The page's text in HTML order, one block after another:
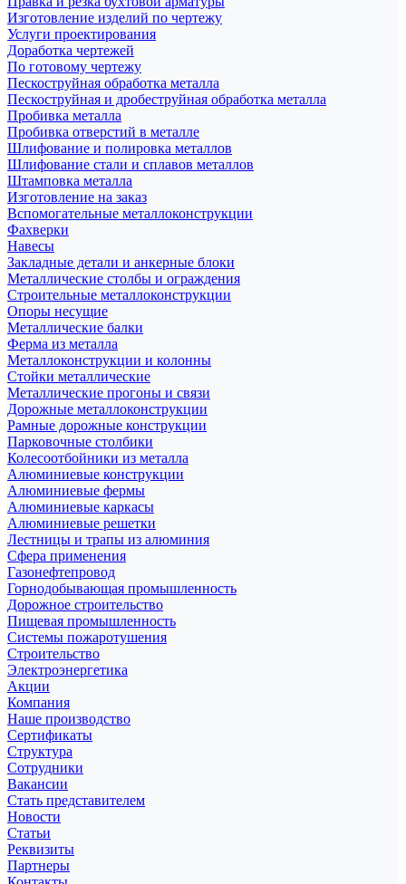
Изготовление изделий по чертежу
Услуги проектирования
Доработка чертежей
По готовому чертежу
Пескоструйная обработка металла
Пескоструйная и дробеструйная обработка металла
Пробивка металла
Пробивка отверстий в металле
Шлифование и полировка металлов
Шлифование стали и сплавов металлов
Штамповка металла
Изготовление на заказ
Вспомогательные металлоконструкции
Фахверки
Навесы
Закладные детали и анкерные блоки
Металлические столбы и ограждения
Строительные металлоконструкции
Опоры несущие
Металлические балки
Ферма из металла
Металлоконструкции и колонны
Стойки металлические
Металлические прогоны и связи
Дорожные металлоконструкции
Рамные дорожные конструкции
Парковочные столбики
Колесоотбойники из металла
Алюминиевые конструкции
Алюминиевые фермы
Алюминиевые каркасы
Алюминиевые решетки
Лестницы и трапы из алюминия
Сфера применения
Газонефтепровод
Горнодобывающая промышленность
Дорожное строительство
Пищевая промышленность
Системы пожаротушения
Строительство
Электроэнергетика
Акции
Компания
Наше производство
Сертификаты
Структура
Сотрудники
Вакансии
Стать представителем
Новости
Статьи
Реквизиты
Партнеры